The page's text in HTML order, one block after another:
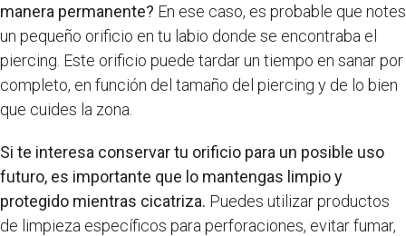
manera permanente? En ese caso, es probable que notes
un pequeño orificio en tu labio donde se encontraba el
piercing. Este orificio puede tardar un tiempo en sanar por
completo, en función del tamaño del piercing y de lo bien
que cuides la zona.
Si te interesa conservar tu orificio para un posible uso
futuro, es importante que lo mantengas limpio y
protegido mientras cicatriza. Puedes utilizar productos
de limpieza específicos para perforaciones, evitar fumar,